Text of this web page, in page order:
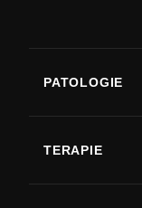
PATOLOGIE
TERAPIE